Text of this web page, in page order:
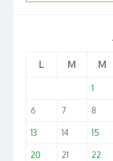
L M M
1
6 7 8
13 14 15
20 21 22